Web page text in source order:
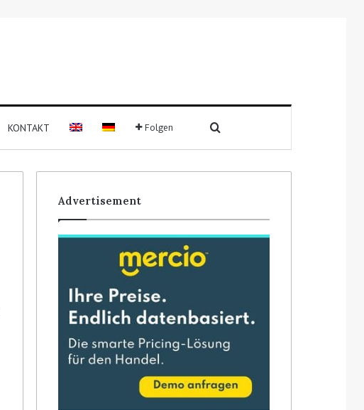
KONTAKT Folgen
Sidebar
Advertisement